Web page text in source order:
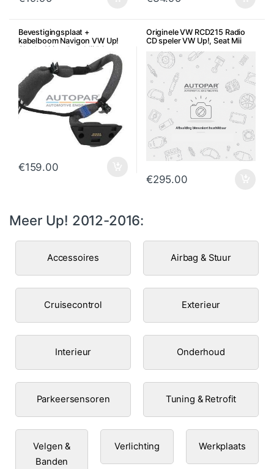
Bevestigingsplaat +
kabelboom Navigon VW Up!
Skoda Citigo Seat Mii Ibiza
€159.00
Originele VW RCD215 Radio
CD speler VW Up!, Seat Mii
€295.00
Meer Up! 2012-2016:
Accessoires Airbag & Stuur
Cruisecontrol Exterieur
Interieur Onderhoud
Parkeersensoren Tuning & Retrofit
Velgen &
Banden
Verlichting Werkplaats